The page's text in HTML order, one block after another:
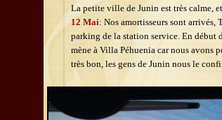
La petite ville de Junin est très calme,
12 Mai: Nos amortisseurs sont arrivés,
parking de la station service. En début
mène à Villa Péhuenia car nous avons
très bon, les gens de Junin nous le